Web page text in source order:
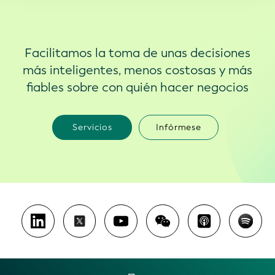
Facilitamos la toma de unas decisiones
más inteligentes, menos costosas y más
fiables sobre con quién hacer negocios
Servicios Infórmese